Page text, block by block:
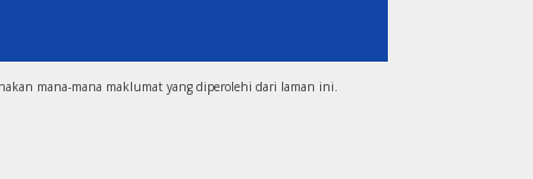
mana-mana maklumat yang diperolehi dari laman ini.